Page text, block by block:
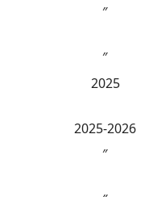
″
″
2025
2025-2026
″